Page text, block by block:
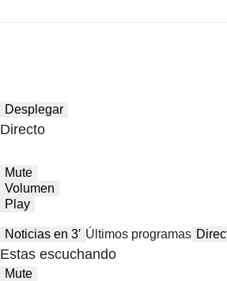
Desplegar
Directo
Mute
Volumen
Play
Noticias en 3′ Últimos programas
Estas escuchando
Mute